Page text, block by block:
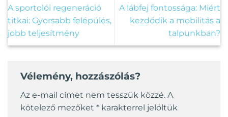
A sportolói regeneráció
titkai: Gyorsabb felépülés,
jobb teljesítmény
A lábfej fontossága: Miért
kezdődik a mobilitás a
talpunkban?
Vélemény, hozzászólás?
Az e-mail címet nem tesszük közzé. A
kötelező mezőket * karakterrel jelöltük